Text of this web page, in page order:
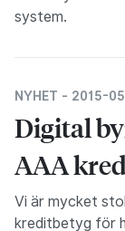
system.
NYHET - 2015-
Digital
AAA
Vi är mycket
kreditbetyg för